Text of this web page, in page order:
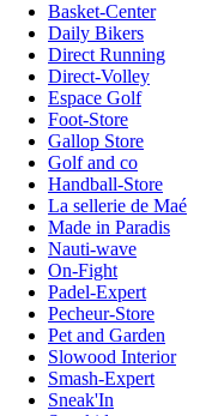
Basket-Center
Daily Bikers
Direct Running
Direct-Volley
Espace Golf
Foot-Store
Gallop Store
Golf and co
Handball-Store
La sellerie de Maé
Made in Paradis
Nauti-wave
On-Fight
Padel-Expert
Pecheur-Store
Pet and Garden
Slowood Interior
Smash-Expert
Sneak'In